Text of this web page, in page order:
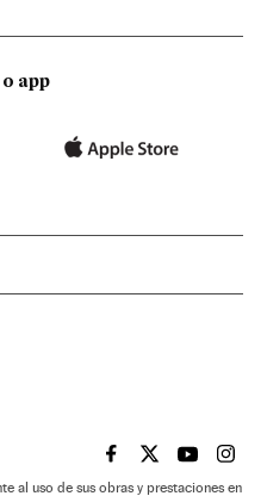
app
EL PAÍS BRASIL EN
EL PAÍSEL PAÍS
EL
al uso de sus obras y prestaciones en